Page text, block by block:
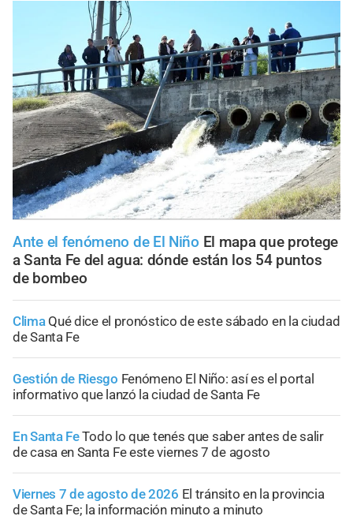
Ante el fenómeno de El Niño El mapa que protege
a Santa Fe del agua: dónde están los 54 puntos
de bombeo
Clima Qué dice el pronóstico de este sábado en la ciudad
de Santa Fe
Gestión de Riesgo Fenómeno El Niño: así es el portal
informativo que lanzó la ciudad de Santa Fe
En Santa FeTodo lo que tenés que saber antes de salir
de casa en Santa Fe este viernes 7 de agosto
Viernes 7 de agosto de 2026 El tránsito en la provincia
de Santa Fe; la información minuto a minuto